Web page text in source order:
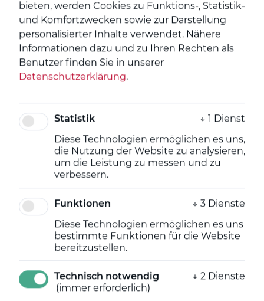
Mit unseren nachrangigen Finanzierungen geben
wir wachstumsstarken Geschäftsmodellen den
nötigen Schub. Wenn Sie auf Ihrem
möchten – wir sind für Sie als erfahrener
Mit der Finanzierung durch Nachrangdarlehen stärkt und
etablierter und mittlerer Unternehmen (KMU) der
gewerblichen Wirtschaft im Land Brandenburg mittels
bieten, werden Cookies zu Funktions-, Statistik-
und Komfortzwecken sowie zur Darstellung
personalisierter Inhalte verwendet. Nähere
Informationen dazu und zu Ihren Rechten als
Benutzer finden Sie in unserer
Datenschutzerklärung.
Statistik
Diese Technologien ermöglichen es uns,
die Nutzung der Website zu analysieren,
um die Leistung zu messen und zu
verbessern.
↓ 1 Dienst
Funktionen
Diese Technologien ermöglichen es uns
bestimmte Funktionen für die Website
bereitzustellen.
↓ 3 Dienste
Technisch notwendig
(immer erforderlich)
↓ 2 Dienste